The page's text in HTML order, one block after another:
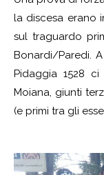
la discesa erano
sul traguardo
Bonardi/Paredi.
Pidaggia 1528
Moiana, giunti
(e primi tra gli